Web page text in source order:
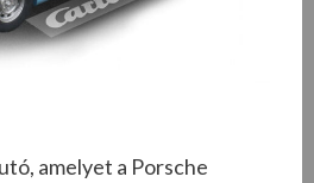
amelyet a Porsche